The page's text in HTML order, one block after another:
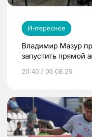
Интересное
Владимир Мазур
запустить прямой
20:40 / 06.08.26